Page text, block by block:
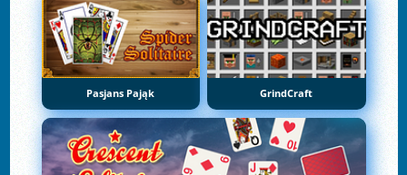
Pasjans Pająk GrindCraft